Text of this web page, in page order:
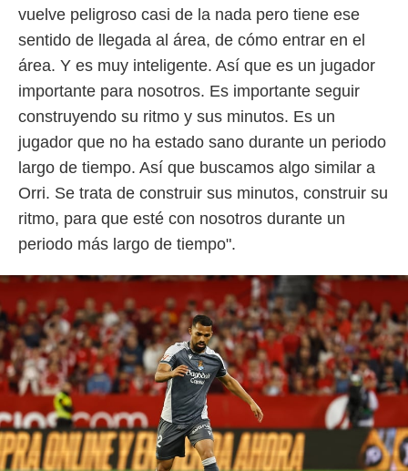
vuelve peligroso casi de la nada pero tiene ese
sentido de llegada al área, de cómo entrar en el
área. Y es muy inteligente. Así que es un jugador
importante para nosotros. Es importante seguir
construyendo su ritmo y sus minutos. Es un
jugador que no ha estado sano durante un periodo
largo de tiempo. Así que buscamos algo similar a
Orri. Se trata de construir sus minutos, construir su
ritmo, para que esté con nosotros durante un
periodo más largo de tiempo".